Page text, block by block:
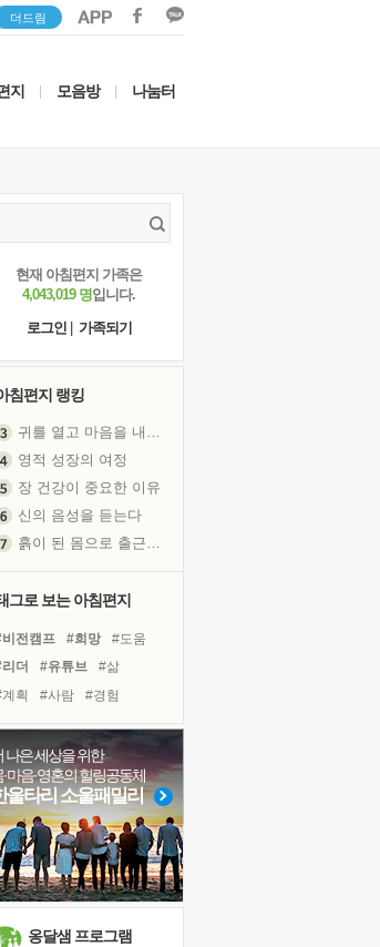
더드림
지 모음방 나눔터
현재 아침편지 가족은
4,043,019 명입니다.
로그인
가족되기
침편지 랭킹
귀를 열고 마음을 내어주고
영적 성장의 여정
장 건강이 중요한 이유
신의 음성을 듣는다
흙이 된 몸으로 출근하는 여자
졸업식 사진을 보며
극심한 변비, 어깨결림, 수면 장애
아픈 아버지를 위한 공간 설계
슬럼프
보고 싶은 어머니
유년 시절의 부산 영도 바다
못된 꼰대들
희망이란
그로 보는 아침편지
전캠프 #희망
#도움
더
#유튜브
#삶
획
#사람
#경험
짐
#친구
#아이들
눔
#바이러스
#독서
서캠프
#위기
#힐링
상
#링컨학교 #극복
나은 세상을 위한
·마음·영혼의 힐링공동체
울타리 소울패밀리
옹달샘 프로그램